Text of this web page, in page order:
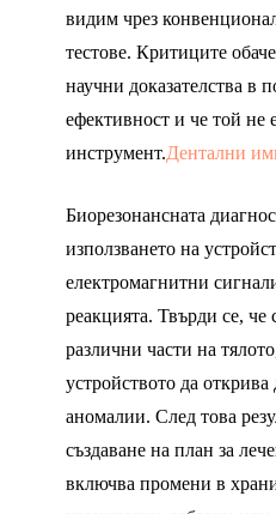
видим чрез
тестове. Критиците
научни доказателства в
ефективност и че той не
инструмент.Дентални
Биорезонансната
използването на
електромагнитни
реакцията. Твърди се, че
различни части на
устройството да
аномалии. След това
създаване на план за
включва промени в